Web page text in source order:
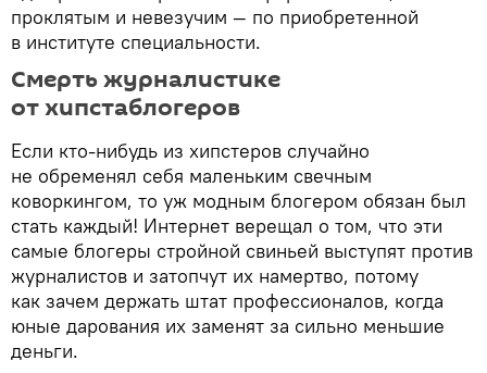
проклятым и невезучим — по приобретенной
в институте специальности.
Смерть журналистике
от хипстаблогеров
Если кто-нибудь из хипстеров случайно
не обременял себя маленьким свечным
коворкингом, то уж модным блогером обязан был
стать каждый! Интернет верещал о том, что эти
самые блогеры стройной свиньей выступят против
журналистов и затопчут их намертво, потому
как зачем держать штат профессионалов, когда
юные дарования их заменят за сильно меньшие
деньги.